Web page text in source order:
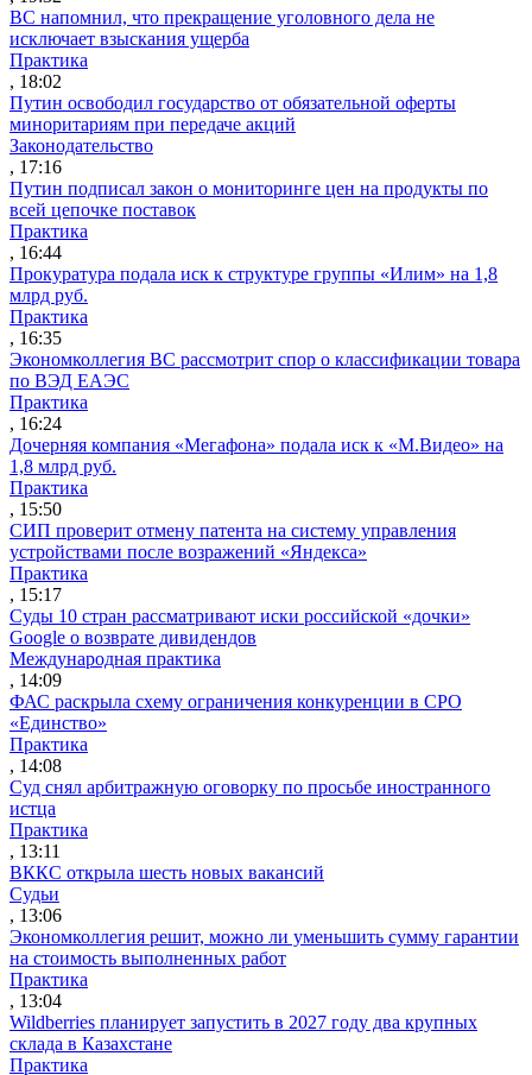
ВС напомнил, что прекращение уголовного дела не
исключает взыскания ущерба
Практика
, 18:02
Путин освободил государство от обязательной оферты
миноритариям при передаче акций
Законодательство
, 17:16
Путин подписал закон о мониторинге цен на продукты по
всей цепочке поставок
Практика
, 16:44
Прокуратура подала иск к структуре группы «Илим» на 1,8
млрд руб.
Практика
, 16:35
Экономколлегия ВС рассмотрит спор о классификации товара
по ВЭД ЕАЭС
Практика
, 16:24
Дочерняя компания «Мегафона» подала иск к «М.Видео» на
1,8 млрд руб.
Практика
, 15:50
СИП проверит отмену патента на систему управления
устройствами после возражений «Яндекса»
Практика
, 15:17
Суды 10 стран рассматривают иски российской «дочки»
Google о возврате дивидендов
Международная практика
, 14:09
ФАС раскрыла схему ограничения конкуренции в СРО
«Единство»
Практика
, 14:08
Суд снял арбитражную оговорку по просьбе иностранного
истца
Практика
, 13:11
ВККС открыла шесть новых вакансий
Судьи
, 13:06
Экономколлегия решит, можно ли уменьшить сумму гарантии
на стоимость выполненных работ
Практика
, 13:04
Wildberries планирует запустить в 2027 году два крупных
склада в Казахстане
Практика